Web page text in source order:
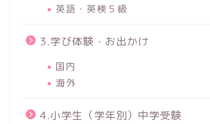
英語・英検５級
3.学び体験・お出かけ
国内
海外
4.小学生（学年別）中学受験